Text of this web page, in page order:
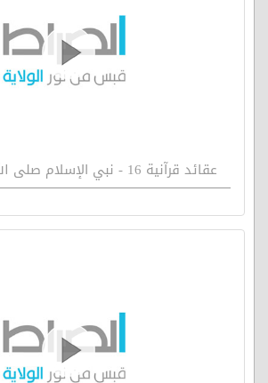
عقائد قرآنية 16 - نبي الإسلام صلى الله عليه وآله